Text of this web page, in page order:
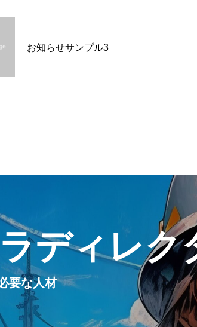
お知らせサンプル3
ディレク
要な人材